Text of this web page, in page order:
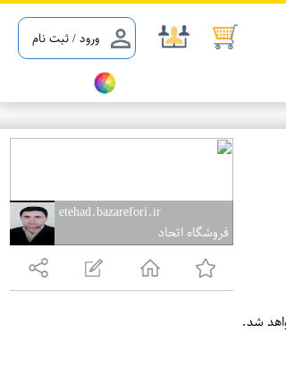
ورود / ثبت نام
etehad.bazarefori.ir
فروشگاه اتحاد
شد.